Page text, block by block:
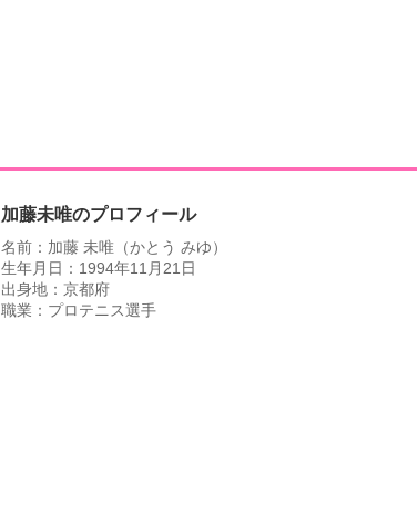
加藤未唯のプロフィール
名前：加藤 未唯（かとう みゆ）
生年月日：1994年11月21日
出身地：京都府
職業：プロテニス選手